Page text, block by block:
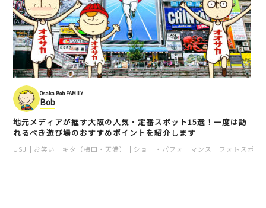
Osaka Bob FAMILY
Bob
地元メディアが推す大阪の人気・定番スポット15選！一度は訪
れるべき遊び場のおすすめポイントを紹介します
USJ お笑い キタ（梅田・天満） ショー・パフォーマンス フォトスポッ